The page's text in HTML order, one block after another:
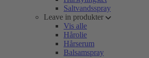
Saltvandsspray
Leave in produkter
Vis alle
Hårolie
Hårserum
Balsamspray